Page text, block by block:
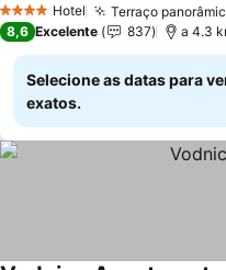
4 EstrelasHotel Terraço
8,6 Excelente 837 a 4.3
Selecione as datas para
exatos.